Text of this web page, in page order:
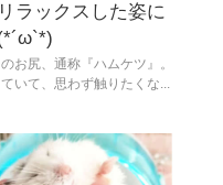
ラックスした姿に
お尻、通称『ハムケツ』。
いて、思わず触りたくな...